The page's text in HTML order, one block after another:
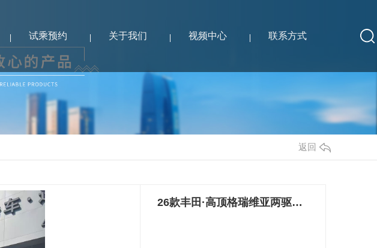
试乘预约 关于我们 视频中心 联系方式
返回
26款丰田·高顶格瑞维亚两驱版七座商务车